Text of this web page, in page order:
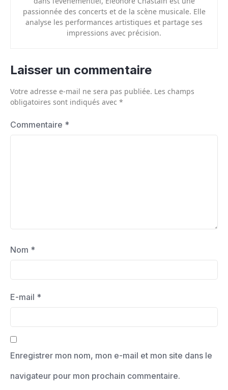
passionnée des concerts et de la scène musicale. Elle
analyse les performances artistiques et partage ses
impressions avec précision.
Laisser un commentaire
Votre adresse e-mail ne sera pas publiée. Les champs
obligatoires sont indiqués avec *
Commentaire *
Nom *
E-mail *
Enregistrer mon nom, mon e-mail et mon site dans le
navigateur pour mon prochain commentaire.